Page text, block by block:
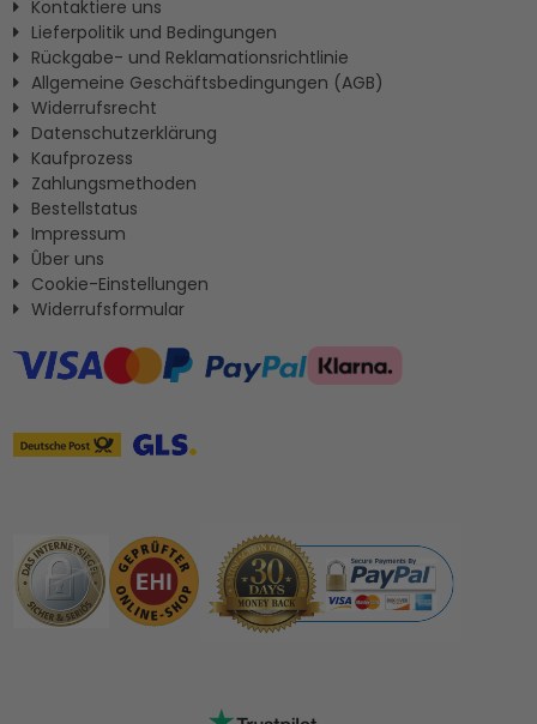
Kontaktiere uns
Lieferpolitik und Bedingungen
Rückgabe- und Reklamationsrichtlinie
Allgemeine Geschäftsbedingungen (AGB)
Widerrufsrecht
Datenschutzerklärung
Kaufprozess
Zahlungsmethoden
Bestellstatus
Impressum
Ûber uns
Cookie-Einstellungen
Widerrufsformular